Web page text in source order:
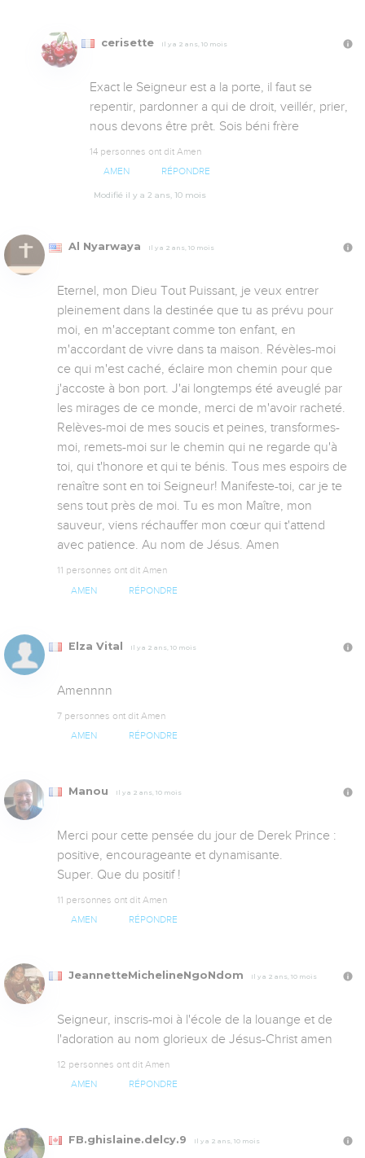
cerisette Il y a 2 ans, 10 mois
Exact le Seigneur est a la porte, il faut se
repentir, pardonner a qui de droit, veillér, prier,
nous devons être prêt. Sois béni frère
14 personnes ont dit Amen
AMEN RÉPONDRE
Modifié il y a 2 ans, 10 mois
Al Nyarwaya Il y a 2 ans, 10 mois
Eternel, mon Dieu Tout Puissant, je veux entrer
pleinement dans la destinée que tu as prévu pour
moi, en m'acceptant comme ton enfant, en
m'accordant de vivre dans ta maison. Révèles-moi
ce qui m'est caché, éclaire mon chemin pour que
j'accoste à bon port. J'ai longtemps été aveuglé par
les mirages de ce monde, merci de m'avoir racheté.
Relèves-moi de mes soucis et peines, transformes-
moi, remets-moi sur le chemin qui ne regarde qu'à
toi, qui t'honore et qui te bénis. Tous mes espoirs de
renaître sont en toi Seigneur! Manifeste-toi, car je te
sens tout près de moi. Tu es mon Maître, mon
sauveur, viens réchauffer mon cœur qui t'attend
avec patience. Au nom de Jésus. Amen
11 personnes ont dit Amen
AMEN RÉPONDRE
Elza Vital Il y a 2 ans, 10 mois
Amennnn
7 personnes ont dit Amen
AMEN RÉPONDRE
Manou Il y a 2 ans, 10 mois
Merci pour cette pensée du jour de Derek Prince :
positive, encourageante et dynamisante.
Super. Que du positif !
11 personnes ont dit Amen
AMEN RÉPONDRE
JeannetteMichelineNgoNdom Il y a 2 ans, 10 mois
Seigneur, inscris-moi à l'école de la louange et de
l'adoration au nom glorieux de Jésus-Christ amen
12 personnes ont dit Amen
AMEN RÉPONDRE
FB.ghislaine.delcy.9 Il y a 2 ans, 10 mois